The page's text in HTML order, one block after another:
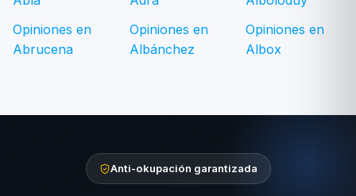
Opiniones en
Abrucena
Opiniones en
Albánchez
Opiniones en
Albox
Anti-okupación garantizada